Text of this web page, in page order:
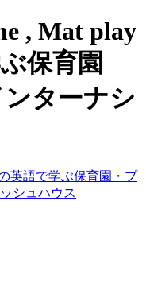
, Mat play
ぶ保育園
ターナシ